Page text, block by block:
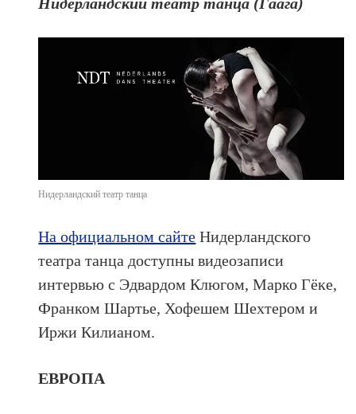
Нидерландский театр танца
На официальном сайте Нидерландского
театра танца доступны видеозаписи
интервью с Эдвардом Клюгом, Марко Гёке,
Франком Шартье, Хофешем Шехтером и
Иржи Килианом.
ЕВРОПА